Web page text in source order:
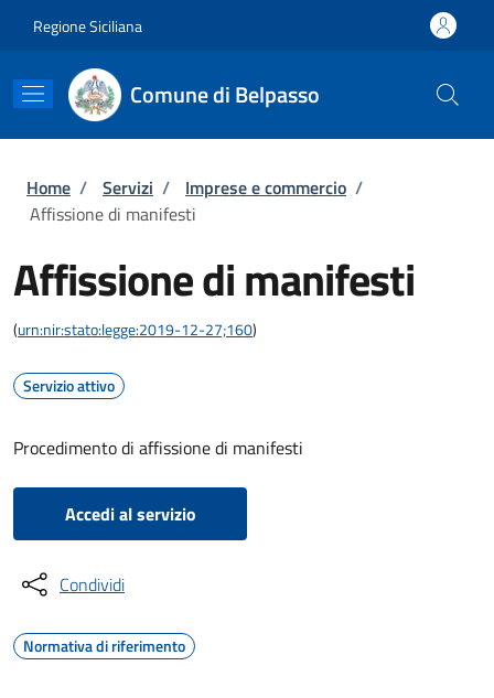
Regione Siciliana
Comune di Belpasso
Briciole di pane
Home / Servizi / Imprese e commercio /
Affissione di manifesti
Affissione di manifesti
(urn:nir:stato:legge:2019-12-27;160)
Servizio attivo
Procedimento di affissione di manifesti
Accedi al servizio
Condividi
Normativa di riferimento